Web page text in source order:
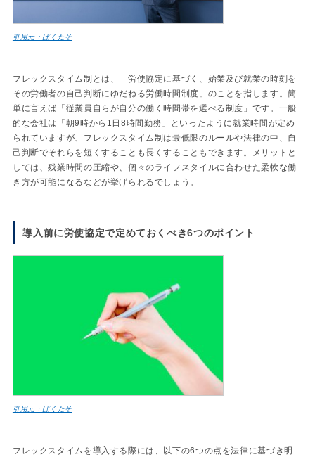
引用元：ぱくたそ
フレックスタイム制とは、「労使協定に基づく、始業及び就業の時刻を
その労働者の自己判断にゆだねる労働時間制度」のことを指します。簡
単に言えば「従業員自らが自分の働く時間帯を選べる制度」です。一般
的な会社は「朝9時から1日8時間勤務」といったように就業時間が定め
られていますが、フレックスタイム制は最低限のルールや法律の中、自
己判断でそれらを短くすることも長くすることもできます。メリットと
しては、残業時間の圧縮や、個々のライフスタイルに合わせた柔軟な働
き方が可能になるなどが挙げられるでしょう。
導入前に労使協定で定めておくべき6つのポイント
引用元：ぱくたそ
フレックスタイムを導入する際には、以下の6つの点を法律に基づき明